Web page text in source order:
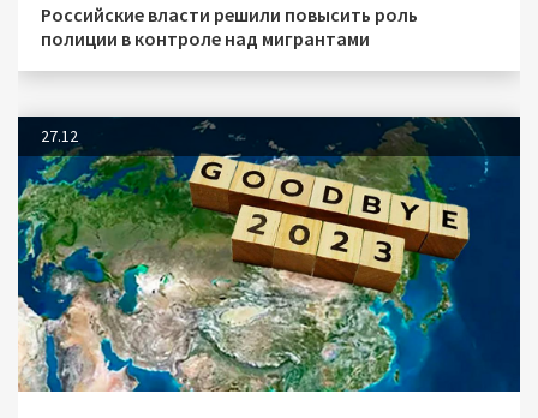
Российские власти решили повысить роль
полиции в контроле над мигрантами
27.12